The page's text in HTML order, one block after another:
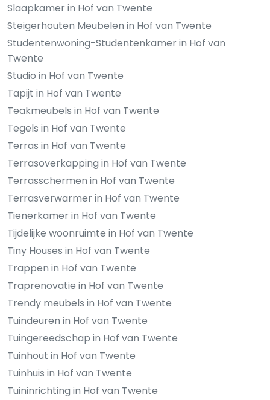
Slaapkamer in Hof van Twente
Steigerhouten Meubelen in Hof van Twente
Studentenwoning-Studentenkamer in Hof van
Twente
Studio in Hof van Twente
Tapijt in Hof van Twente
Teakmeubels in Hof van Twente
Tegels in Hof van Twente
Terras in Hof van Twente
Terrasoverkapping in Hof van Twente
Terrasschermen in Hof van Twente
Terrasverwarmer in Hof van Twente
Tienerkamer in Hof van Twente
Tijdelijke woonruimte in Hof van Twente
Tiny Houses in Hof van Twente
Trappen in Hof van Twente
Traprenovatie in Hof van Twente
Trendy meubels in Hof van Twente
Tuindeuren in Hof van Twente
Tuingereedschap in Hof van Twente
Tuinhout in Hof van Twente
Tuinhuis in Hof van Twente
Tuininrichting in Hof van Twente